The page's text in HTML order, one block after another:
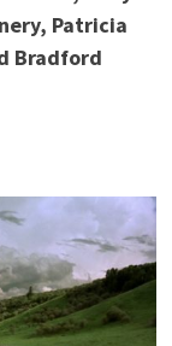
Patricia
Bradford